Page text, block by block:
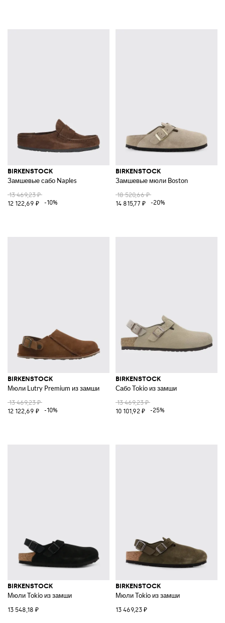
BIRKENSTOCK
Замшевые сабо Naples
13 469,23 ₽
12 122,69 ₽
-10%
BIRKENSTOCK
Замшевые мюли Boston
18 520,66 ₽
14 815,77 ₽
-20%
BIRKENSTOCK
Мюли Lutry Premium из замши
13 469,23 ₽
12 122,69 ₽
-10%
BIRKENSTOCK
Сабо Tokio из замши
13 469,23 ₽
10 101,92 ₽
-25%
BIRKENSTOCK
Мюли Tokio из замши
13 548,18 ₽
BIRKENSTOCK
Мюли Tokio из замши
13 469,23 ₽